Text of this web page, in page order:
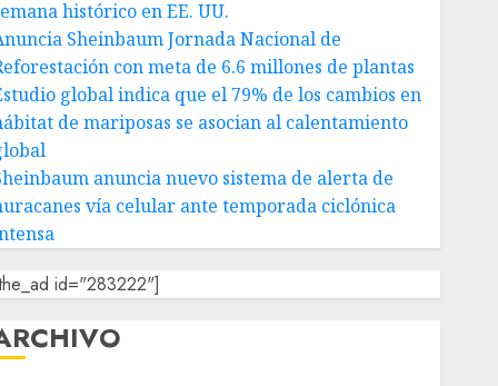
histórico en EE. UU.
Sheinbaum Jornada Nacional de
con meta de 6.6 millones de plantas
global indica que el 79% de los cambios en
de mariposas se asocian al calentamiento
anuncia nuevo sistema de alerta de
vía celular ante temporada ciclónica
id="283222"]